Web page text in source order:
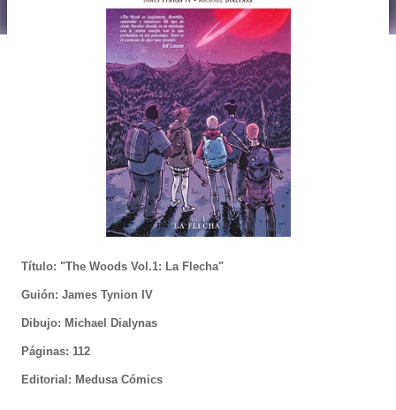
Título: "The Woods Vol.1: La Flecha"
Guión: James Tynion IV
Dibujo: Michael Dialynas
Páginas: 112
Editorial: Medusa Cómics